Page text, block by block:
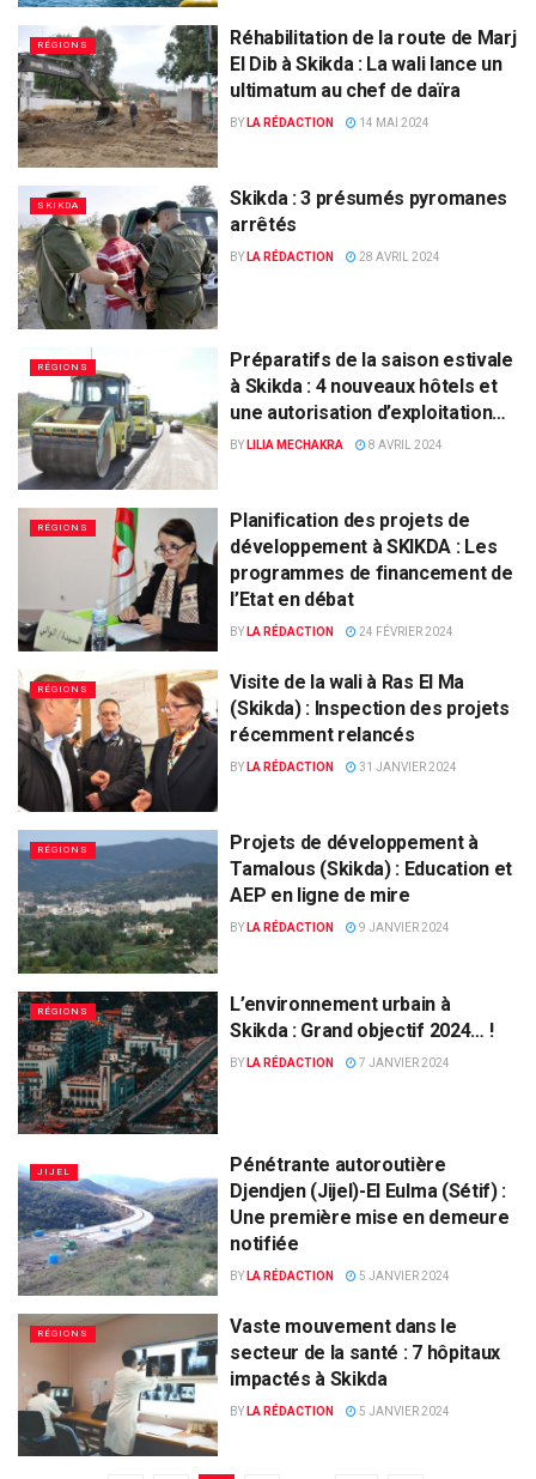
RÉGIONS
Réhabilitation de la route de Marj
El Dib à Skikda : La wali lance un
ultimatum au chef de daïra
BY LA RÉDACTION 14 MAI 2024
SKIKDA
Skikda : 3 présumés pyromanes
arrêtés
BY LA RÉDACTION 28 AVRIL 2024
RÉGIONS
Préparatifs de la saison estivale
à Skikda : 4 nouveaux hôtels et
une autorisation d’exploitation…
BY LILIA MECHAKRA 8 AVRIL 2024
RÉGIONS
Planification des projets de
développement à SKIKDA : Les
programmes de financement de
l’Etat en débat
BY LA RÉDACTION 24 FÉVRIER 2024
RÉGIONS
Visite de la wali à Ras El Ma
(Skikda) : Inspection des projets
récemment relancés
BY LA RÉDACTION 31 JANVIER 2024
RÉGIONS
Projets de développement à
Tamalous (Skikda) : Education et
AEP en ligne de mire
BY LA RÉDACTION 9 JANVIER 2024
RÉGIONS
L’environnement urbain à
Skikda : Grand objectif 2024… !
BY LA RÉDACTION 7 JANVIER 2024
JIJEL
Pénétrante autoroutière
Djendjen (Jijel)-El Eulma (Sétif) :
Une première mise en demeure
notifiée
BY LA RÉDACTION 5 JANVIER 2024
RÉGIONS
Vaste mouvement dans le
secteur de la santé : 7 hôpitaux
impactés à Skikda
BY LA RÉDACTION 5 JANVIER 2024